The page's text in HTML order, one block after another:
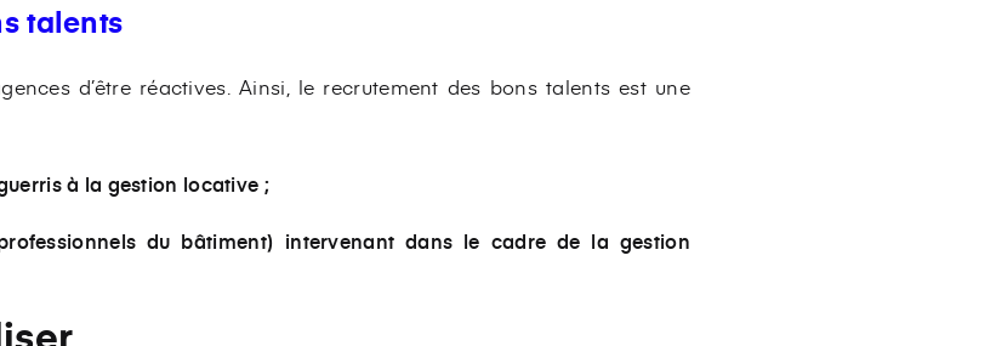
talents
d’être réactives. Ainsi, le recrutement des bons talents est une
à la gestion locative ;
du bâtiment) intervenant dans le cadre de la gestion